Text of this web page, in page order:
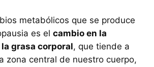
metabólicos que se produce
es el cambio en la
grasa corporal, que tiende a
zona central de nuestro cuerpo,